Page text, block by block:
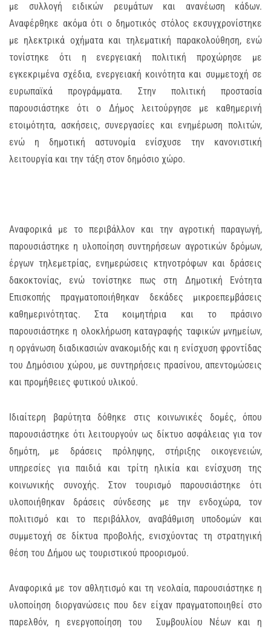
με συλλογή ειδικών ρευμάτων και ανανέωση κάδων.
Αναφέρθηκε ακόμα ότι ο δημοτικός στόλος εκσυγχρονίστηκε
με ηλεκτρικά οχήματα και τηλεματική παρακολούθηση, ενώ
τονίστηκε ότι η ενεργειακή πολιτική προχώρησε με
εγκεκριμένα σχέδια, ενεργειακή κοινότητα και συμμετοχή σε
ευρωπαϊκά προγράμματα. Στην πολιτική προστασία
παρουσιάστηκε ότι ο Δήμος λειτούργησε με καθημερινή
ετοιμότητα, ασκήσεις, συνεργασίες και ενημέρωση πολιτών,
ενώ η δημοτική αστυνομία ενίσχυσε την κανονιστική
λειτουργία και την τάξη στον δημόσιο χώρο.
Αναφορικά με το περιβάλλον και την αγροτική παραγωγή,
παρουσιάστηκε η υλοποίηση συντηρήσεων αγροτικών δρόμων,
έργων τηλεμετρίας, ενημερώσεις κτηνοτρόφων και δράσεις
δακοκτονίας, ενώ τονίστηκε πως στη Δημοτική Ενότητα
Επισκοπής πραγματοποιήθηκαν δεκάδες μικροεπεμβάσεις
καθημερινότητας. Στα κοιμητήρια και το πράσινο
παρουσιάστηκε η ολοκλήρωση καταγραφής ταφικών μνημείων,
η οργάνωση διαδικασιών ανακομιδής και η ενίσχυση φροντίδας
του Δημόσιου χώρου, με συντηρήσεις πρασίνου, απεντομώσεις
και προμήθειες φυτικού υλικού.
Ιδιαίτερη βαρύτητα δόθηκε στις κοινωνικές δομές, όπου
παρουσιάστηκε ότι λειτουργούν ως δίκτυο ασφάλειας για τον
δημότη, με δράσεις πρόληψης, στήριξης οικογενειών,
υπηρεσίες για παιδιά και τρίτη ηλικία και ενίσχυση της
κοινωνικής συνοχής. Στον τουρισμό παρουσιάστηκε ότι
υλοποιήθηκαν δράσεις σύνδεσης με την ενδοχώρα, τον
πολιτισμό και το περιβάλλον, αναβάθμιση υποδομών και
συμμετοχή σε δίκτυα προβολής, ενισχύοντας τη στρατηγική
θέση του Δήμου ως τουριστικού προορισμού.
Αναφορικά με τον αθλητισμό και τη νεολαία, παρουσιάστηκε η
υλοποίηση διοργανώσεις που δεν είχαν πραγματοποιηθεί στο
παρελθόν, η ενεργοποίηση του Συμβουλίου Νέων και η